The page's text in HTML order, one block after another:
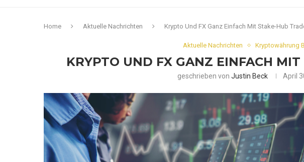
Home Aktuelle Nachrichten Krypto Und FX Ganz Einfach Mit Stake-Hub
Aktuelle Nachrichten Kryptowährung
KRYPTO UND FX GANZ EINFACH
geschrieben von Justin Beck April